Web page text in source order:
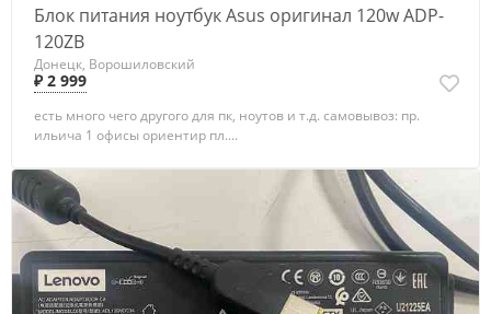
Блок питания ноутбук Asus оригинал 120w ADP-
120ZB
Донецк, Ворошиловский
₽ 2 999
есть много чего другого для пк, ноутов и т.д. самовывоз: пр.
ильича 1 офисы ориентир пл....